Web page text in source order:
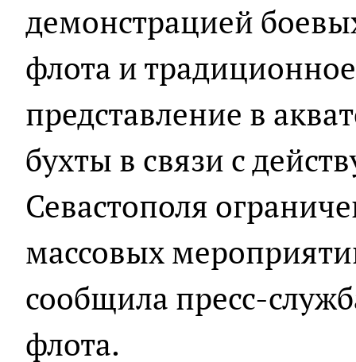
демонстрацией
флота и
представление в
бухты в связи с
Севастополя
массовых
сообщила пресс-
флота.